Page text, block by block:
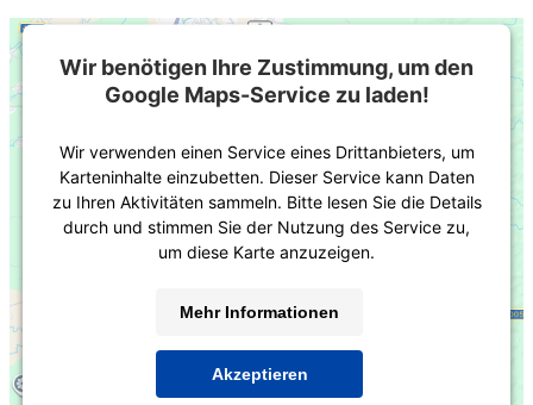
Wir benötigen Ihre Zustimmung, um den
Google Maps-Service zu laden!
Wir verwenden einen Service eines Drittanbieters, um
Karteninhalte einzubetten. Dieser Service kann Daten
zu Ihren Aktivitäten sammeln. Bitte lesen Sie die Details
durch und stimmen Sie der Nutzung des Service zu,
um diese Karte anzuzeigen.
Mehr Informationen
Akzeptieren